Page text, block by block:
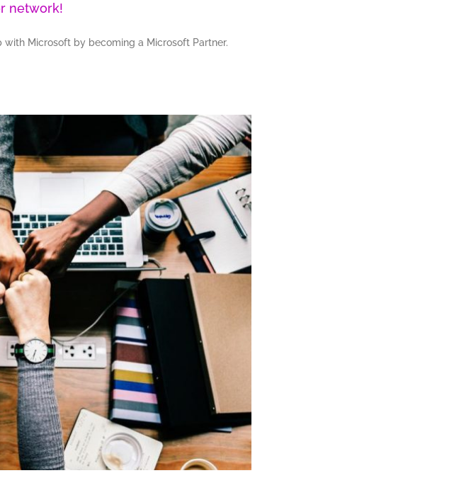
network!
Microsoft by becoming a Microsoft Partner.